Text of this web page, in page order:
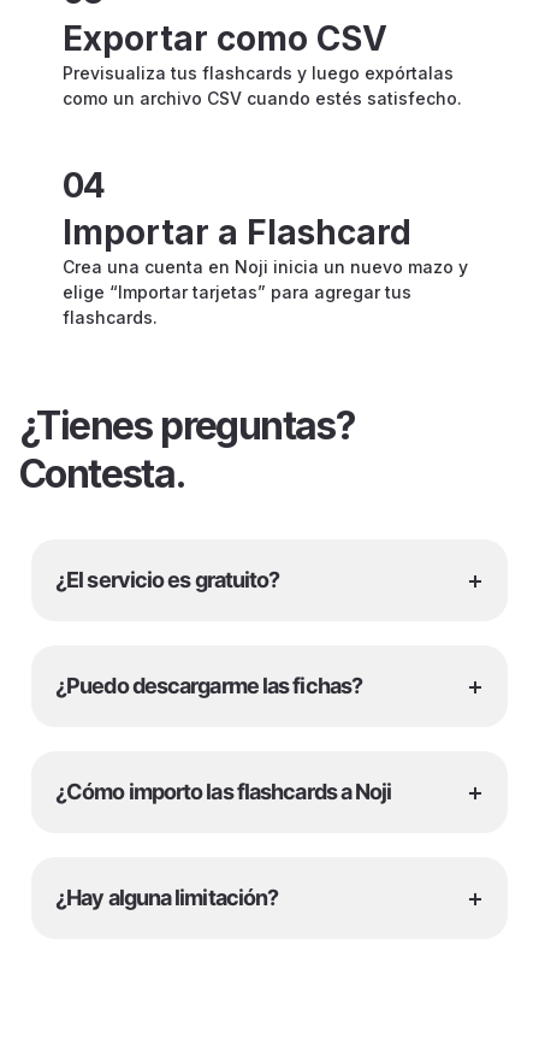
Exportar como CSV
Previsualiza tus flashcards y luego expórtalas
como un archivo CSV cuando estés satisfecho.
04
Importar a Flashcard
Crea una cuenta en Noji inicia un nuevo mazo y
elige “Importar tarjetas” para agregar tus
flashcards.
¿Tienes preguntas?
Contesta.
¿El servicio es gratuito? +
¿Puedo descargarme las fichas? +
¿Cómo importo las flashcards a Noji +
¿Hay alguna limitación? +